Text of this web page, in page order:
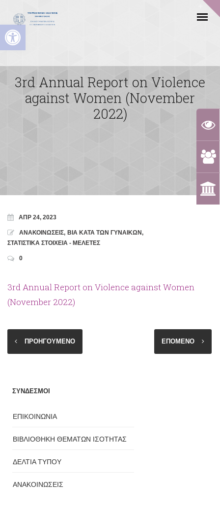
Ανοίξτε τη γραμμή εργαλείων
3rd Annual Report on Violence
against Women (November
2022)
ΑΠΡ 24, 2023
ΑΝΑΚΟΙΝΩΣΕΙΣ, ΒΙΑ ΚΑΤΑ ΤΩΝ ΓΥΝΑΙΚΩΝ,
ΣΤΑΤΙΣΤΙΚΑ ΣΤΟΙΧΕΙΑ - ΜΕΛΕΤΕΣ
0
3rd Annual Report on Violence against Women
(November 2022)
ΠΡΟΗΓΟΥΜΕΝΟ ΕΠΟΜΕΝΟ
ΣΥΝΔΕΣΜΟΙ
ΕΠΙΚΟΙΝΩΝΙΑ
ΒΙΒΛΙΟΘΗΚΗ ΘΕΜΑΤΩΝ ΙΣΟΤΗΤΑΣ
ΔΕΛΤΙΑ ΤΥΠΟΥ
ΑΝΑΚΟΙΝΩΣΕΙΣ